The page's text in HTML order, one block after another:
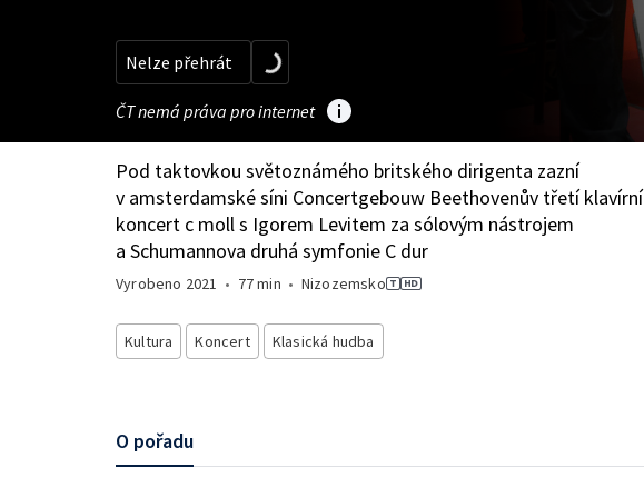
Nelze přehrát
ČT nemá práva pro internet
Pod taktovkou světoznámého britského dirigenta zazní
v amsterdamské síni Concertgebouw Beethovenův třetí klavírní
koncert c moll s Igorem Levitem za sólovým nástrojem
a Schumannova druhá symfonie C dur
Vyrobeno 2021 • 77 min • Nizozemsko
Kultura Koncert Klasická hudba
O pořadu